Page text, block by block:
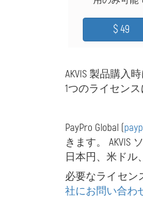
$ 49
AKVIS 製品購入
1つのライセン
PayPro Global (
きます。 AKVIS
日本円、米ドル
必要なライセン
社にお問い合わ